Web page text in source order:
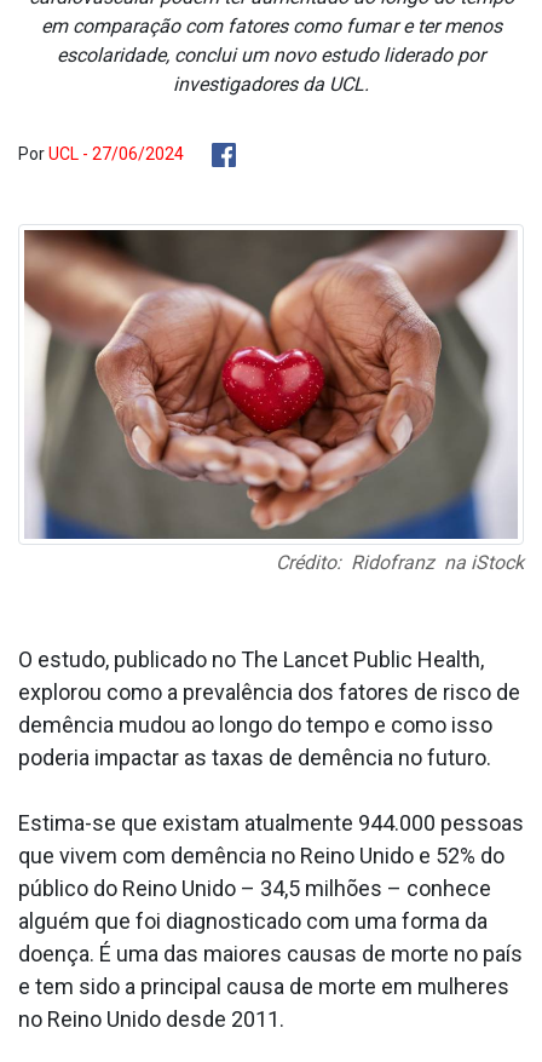
em comparação com fatores como fumar e ter menos
escolaridade, conclui um novo estudo liderado por
investigadores da UCL.
PorUCL - 27/06/2024
Crédito: Ridofranz na iStock
O estudo, publicado no The Lancet Public Health,
explorou como a prevalência dos fatores de risco de
demência mudou ao longo do tempo e como isso
poderia impactar as taxas de demência no futuro.
Estima-se que existam atualmente 944.000 pessoas
que vivem com demência no Reino Unido e 52% do
público do Reino Unido – 34,5 milhões – conhece
alguém que foi diagnosticado com uma forma da
doença. É uma das maiores causas de morte no país
e tem sido a principal causa de morte em mulheres
no Reino Unido desde 2011.